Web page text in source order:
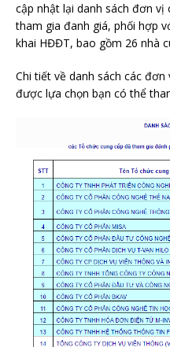
cập nhật lại danh sách đơn
tham gia đanh giá, phối hợp
khai HĐĐT, bao gồm 26 nhà
Chi tiết về danh sách các
được lựa chọn bạn có thể